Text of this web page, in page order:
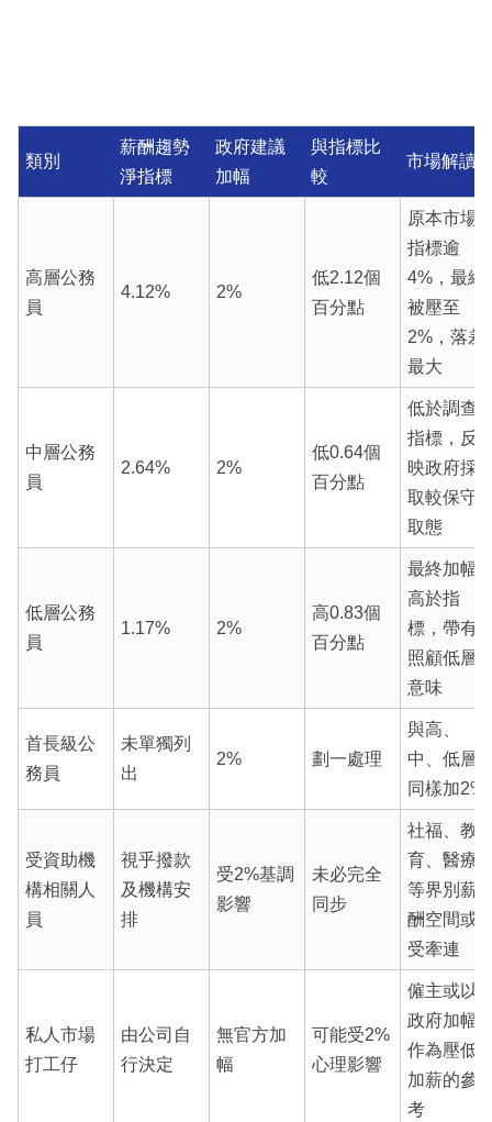
類別
薪酬趨勢
淨指標
政府建議
加幅
與指標比
較
市場解讀
高層公務
員
4.12% 2%
低2.12個
百分點
原本市場
指標逾
4%，最終
被壓至
2%，落差
最大
中層公務
員
2.64% 2%
低0.64個
百分點
低於調查
指標，反
映政府採
取較保守
取態
低層公務
員
1.17% 2%
高0.83個
百分點
最終加幅
高於指
標，帶有
照顧低層
意味
首長級公
務員
未單獨列
出
2% 劃一處理
與高、
中、低層
同樣加2%
受資助機
構相關人
員
視乎撥款
及機構安
排
受2%基調
影響
未必完全
同步
社福、教
育、醫療
等界別薪
酬空間或
受牽連
私人市場
打工仔
由公司自
行決定
無官方加
幅
可能受2%
心理影響
僱主或以
政府加幅
作為壓低
加薪的參
考